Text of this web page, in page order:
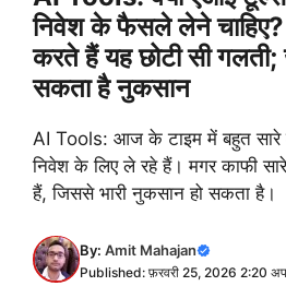
निवेश के फैसले लेने
करते हैं यह छोटी सी गलती;
सकता है नुकसान
AI Tools: आज के टाइम में बहुत सारे
निवेश के लिए ले रहे हैं। मगर काफी
हैं, जिससे भारी नुकसान हो सकता है।
By: Amit Mahajan
Published: फ़रवरी 25, 2026 2:20